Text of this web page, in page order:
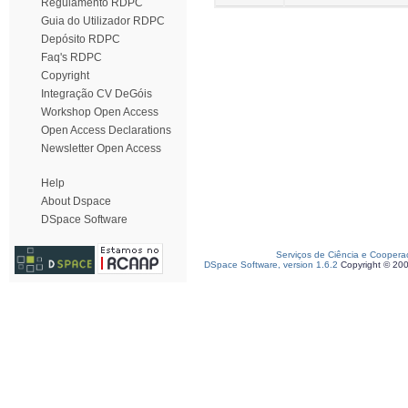
Regulamento RDPC
Guia do Utilizador RDPC
Depósito RDPC
Faq's RDPC
Copyright
Integração CV DeGóis
Workshop Open Access
Open Access Declarations
Newsletter Open Access
Help
About Dspace
DSpace Software
Serviços de Ciência e
DSpace Software, version 1.6.2 Copyright ©